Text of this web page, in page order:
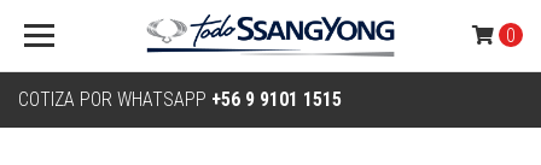
COTIZA POR WHATSAPP +56 9 9101 1515
0